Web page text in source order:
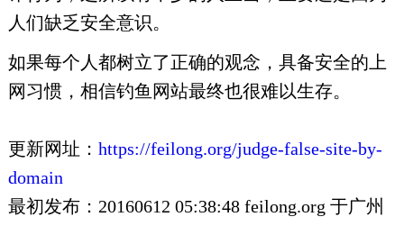
人们缺乏安全意识。
如果每个人都树立了正确的观念，具备安全的上
网习惯，相信钓鱼网站最终也很难以生存。
更新网址： https://feilong.org/judge-false-site-by-
domain
最初发布：20160612 05:38:48 feilong.org 于广州